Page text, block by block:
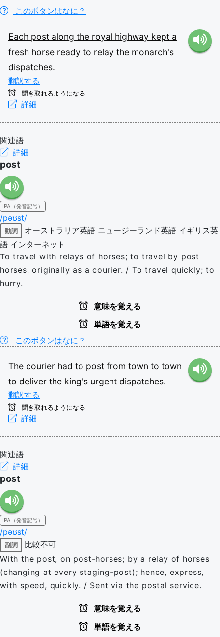
このボタンはなに？
Each post along the royal highway kept a
fresh horse ready to relay the monarch's
dispatches.
翻訳する
聞き取れるようになる
詳細
関連語
詳細
post
IPA（発音記号）
/pəʊst/
動詞 オーストラリア英語 ニュージーランド英語 イギリス英
語 インターネット
To travel with relays of horses; to travel by post
horses, originally as a courier. / To travel quickly; to
hurry.
意味を覚える
単語を覚える
このボタンはなに？
The courier had to post from town to town
to deliver the king's urgent dispatches.
翻訳する
聞き取れるようになる
詳細
関連語
詳細
post
IPA（発音記号）
/pəʊst/
副詞
比較不可
With the post, on post-horses; by a relay of horses
(changing at every staging-post); hence, express,
with speed, quickly. / Sent via the postal service.
意味を覚える
単語を覚える